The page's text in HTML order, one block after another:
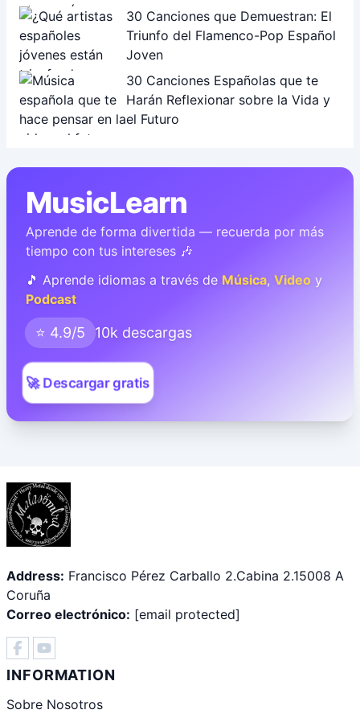
30 Canciones que Demuestran: El
Triunfo del Flamenco-Pop Español
Joven
30 Canciones Españolas que te
Harán Reflexionar sobre la Vida y
el Futuro
MusicLearn
Aprende de forma divertida — recuerda por más
tiempo con tus intereses 🎶
🎵 Aprende idiomas a través de Música, Video y
Podcast
⭐ 4.9/5 10k descargas
🚀 Descargar gratis
Address: Francisco Pérez Carballo 2.Cabina 2.15008 A
Coruña
Correo electrónico: [email protected]
INFORMATION
Sobre Nosotros